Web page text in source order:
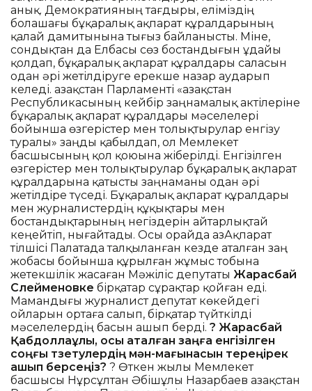
анық. Демократияның тағдыры, еліміздің
болашағы бұқаралық ақпарат құралдарының
қалай дамитынына тығыз байланысты. Міне,
сондықтан да Елбасы сөз бостандығын ұдайы
қолдап, бұқаралық ақпарат құралдары саласын
одан әрі жетілдіруге ерекше назар аударып
келеді. Қазақстан Парламенті «Қазақстан
Республикасының кейбір заңнамалық актілеріне
бұқаралық ақпарат құралдары мәселелері
бойынша өзгерістер мен толықтырулар енгізу
туралы» заңды қабылдап, ол Мемлекет
басшысының қол қоюына жіберілді. Енгізілген
өзгерістер мен толықтырулар бұқаралық ақпарат
құралдарына қатысты заңнаманы одан әрі
жетілдіре түседі. Бұқаралық ақпарат құралдары
мен журналистердің құқықтары мен
бостандықтарының негіздерін айтарлықтай
кеңейтіп, нығайтады. Осы орайда ҚазАқпарат
тілшісі Палатада талқыланған кезде аталған заң
жобасы бойынша құрылған жұмыс тобына
жетекшілік жасаған Мәжіліс депутаты Жарасбай
Сүлейменовке бірқатар сұрақтар қойған еді.
Мамандығы журналист депутат көкейдегі
ойларын ортаға салып, бірқатар түйткілді
мәселелердің басын ашып берді. ? Жарасбай
Қабдоллаұлы, осы аталған заңға енгізілген
соңғы түзетулердің мән-мағынасын тереңірек
ашып берсеңіз? ? Өткен жылы Мемлекет
басшысы Нұрсұлтан Әбішұлы Назарбаев Қазақстан